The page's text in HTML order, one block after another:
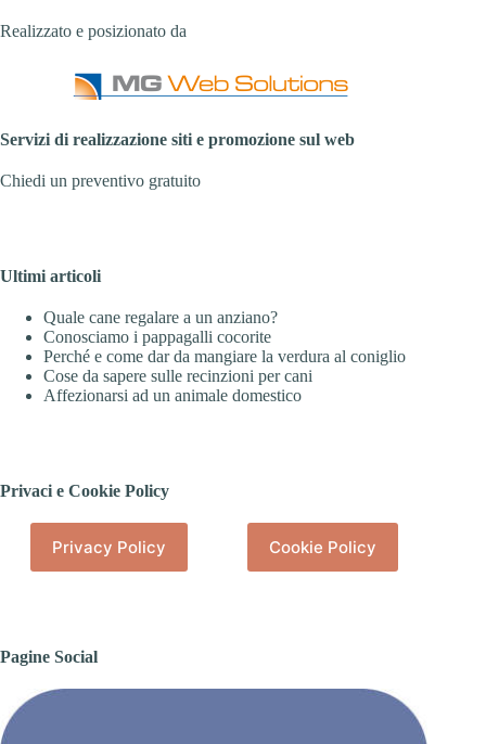
Realizzato e posizionato da
Servizi di realizzazione siti e promozione sul web
Chiedi un preventivo gratuito
Ultimi articoli
Quale cane regalare a un anziano?
Conosciamo i pappagalli cocorite
Perché e come dar da mangiare la verdura al coniglio
Cose da sapere sulle recinzioni per cani
Affezionarsi ad un animale domestico
Privaci e Cookie Policy
Privacy Policy Cookie Policy
Pagine Social